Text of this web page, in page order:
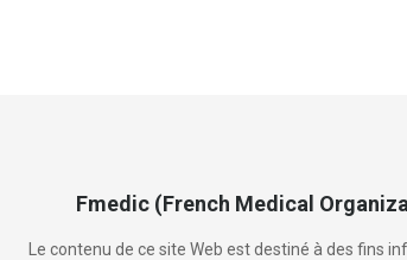
Fmedic (French Medical
Le contenu de ce site Web est destiné à des fins